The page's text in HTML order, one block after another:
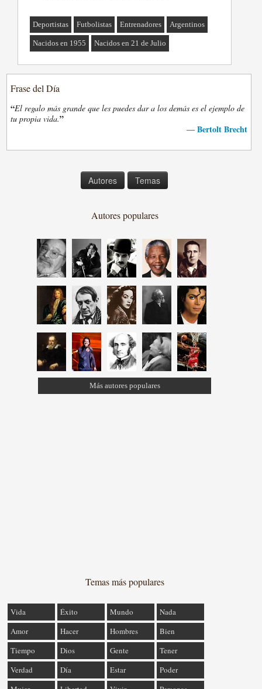
Deportistas Futbolistas Entrenadores Argentinos
Nacidos en 1955 Nacidos en 21 de Julio
Frase del Día
“El regalo más grande que les puedes dar a los demás es el ejemplo de
tu propia vida.”
— Bertolt Brecht
Autores Temas
Autores populares
Más autores populares
Temas más populares
Vida Éxito Mundo
Nada
Amor
Hacer Hombres
Bien
Tiempo
Dios Gente
Tener
Verdad
Día Estar
Poder